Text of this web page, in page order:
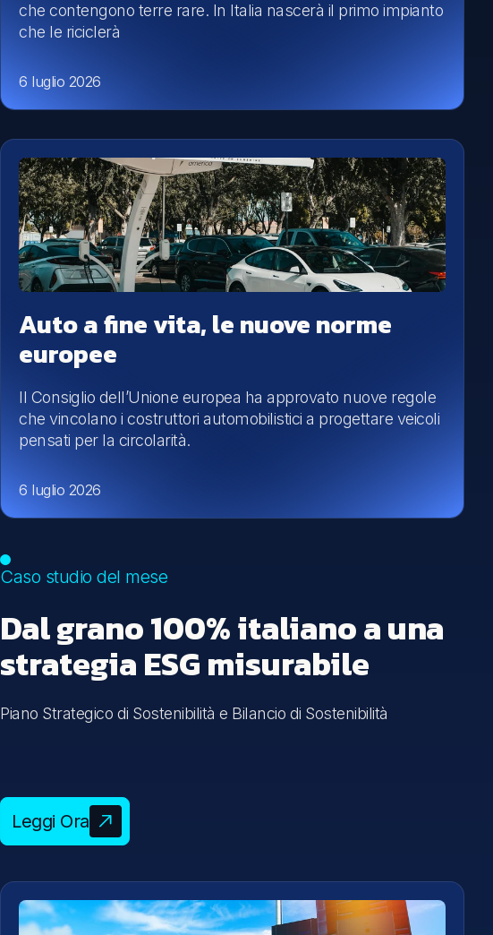
che contengono terre rare. In Italia nascerà il primo impianto
che le riciclerà
6 luglio 2026
Auto a fine vita, le nuove norme
europee
Il Consiglio dell’Unione europea ha approvato nuove regole
che vincolano i costruttori automobilistici a progettare veicoli
pensati per la circolarità.
6 luglio 2026
Caso studio del mese
Dal grano 100% italiano a una
strategia ESG misurabile
Piano Strategico di Sostenibilità e Bilancio di Sostenibilità
Leggi Ora